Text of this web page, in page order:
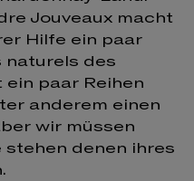
Jouveaux macht
Hilfe ein paar
naturels des
paar Reihen
anderem einen
wir müssen
stehen denen ihres